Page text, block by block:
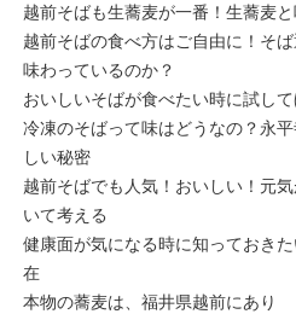
越前そばも生蕎麦が一番！生蕎麦
越前そばの食べ方はご自由に！そ
味わっているのか？
おいしいそばが食べたい時に試し
冷凍のそばって味はどうなの？永
しい秘密
越前そばでも人気！おいしい！元
いて考える
健康面が気になる時に知っておき
在
本物の蕎麦は、福井県越前にあり